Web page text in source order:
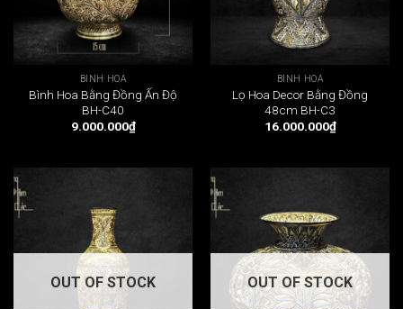
BÌNH HOA
Bình Hoa Bằng Đồng Ấn Độ
BH-C40
9.000.000₫
BÌNH HOA
Lọ Hoa Decor Bằng Đồng
48cm BH-C3
16.000.000₫
OUT OF STOCK OUT OF STOCK